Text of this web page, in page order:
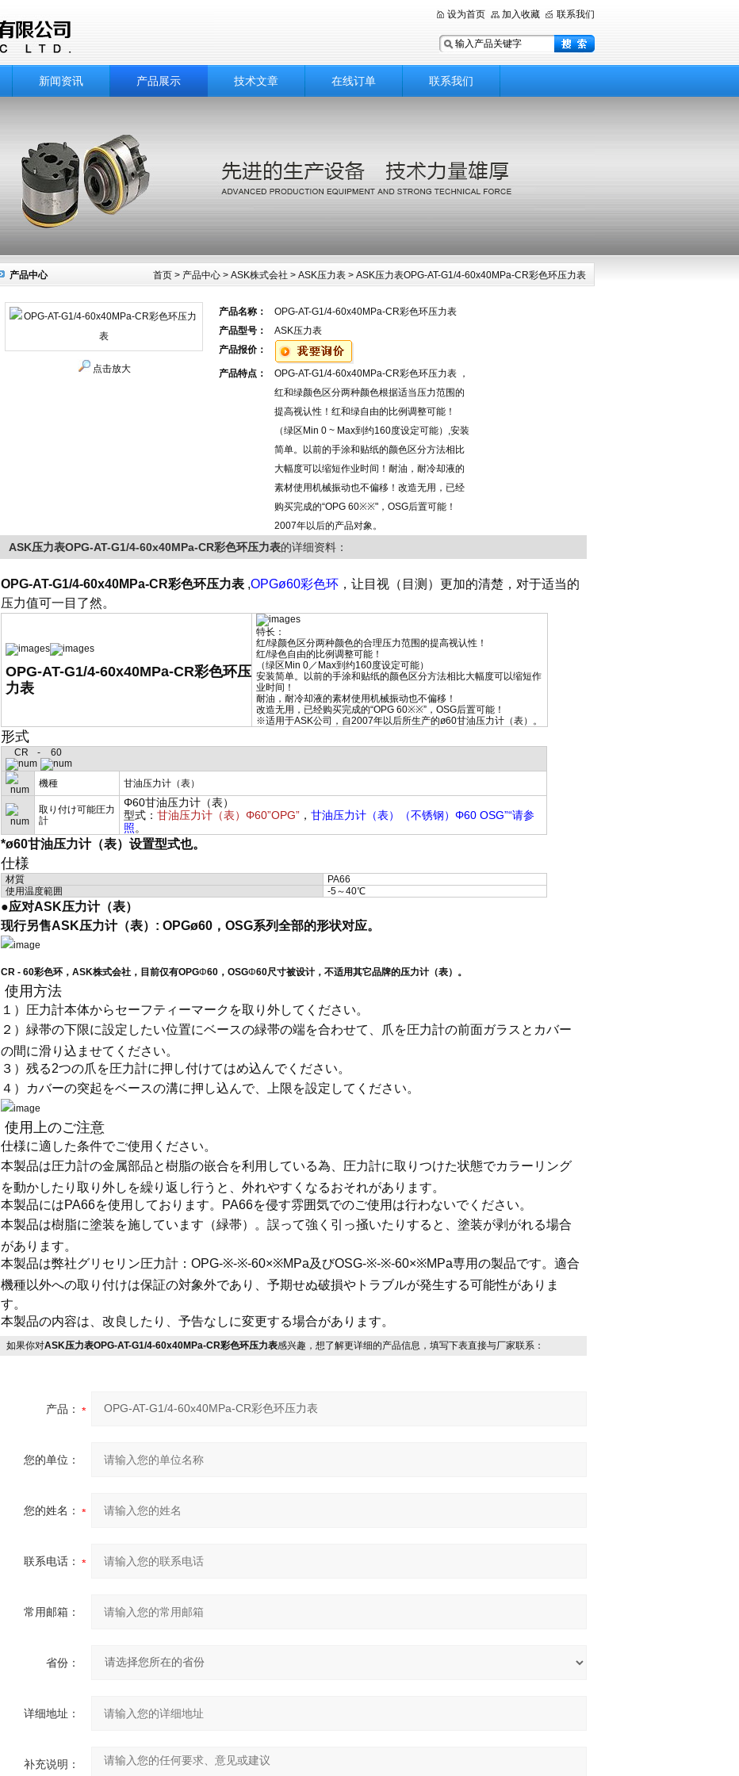
设为首页 加入收藏 联系我们
新闻资讯 产品展示 技术文章 在线订单 联系我们
首页 > 产品中心 > ASK株式会社 > ASK压力表 > ASK压力表OPG-AT-G1/4-60x40MPa-CR彩色环压力表
产品中心
点击放大
产品名称：
OPG-AT-G1/4-60x40MPa-CR彩色环压力表
产品型号：
ASK压力表
产品报价：
产品特点：
OPG-AT-G1/4-60x40MPa-CR彩色环压力表 ，
红和绿颜色区分两种颜色根据适当压力范围的
提高视认性！红和绿自由的比例调整可能！
（绿区Min 0 ~ Max到约160度设定可能）,安装
简单。以前的手涂和贴纸的颜色区分方法相比
大幅度可以缩短作业时间！耐油，耐冷却液的
素材使用机械振动也不偏移！改造无用，已经
购买完成的“OPG 60※※"，OSG后置可能！
2007年以后的产品对象。
ASK压力表OPG-AT-G1/4-60x40MPa-CR彩色环压力表的详细资料：
OPG-AT-G1/4-60x40MPa-CR彩色环压力表 ,OPGø60彩色环 ，让目视（目测）更加的清楚，对于适当的
压力值可一目了然。
OPG-AT-G1/4-60x40MPa-CR彩色环压
力表
特长：
红/绿颜色区分两种颜色的合理压力范围的提高视认性！
红/绿色自由的比例调整可能！
（绿区Min 0／Max到约160度设定可能）
安装简单。以前的手涂和贴纸的颜色区分方法相比大幅度可以缩短作
业时间！
耐油，耐冷却液的素材使用机械振动也不偏移！
改造无用，已经购买完成的“OPG 60※※”，OSG后置可能！
※适用于ASK公司，自2007年以后所生产的ø60甘油压力计（表）。
形式
CR - 60
機種 甘油压力计（表）
取り付け可能圧力
計
Φ60甘油压力计（表）
型式： 甘油压力计（表）Φ60”OPG” ， 甘油压力计（表）（不锈钢）Φ60 OSG”“请参
照。
*ø60甘油压力计（表）设置型式也。
仕様
材質
PA66
使用温度範囲
-5～40℃
●应对ASK压力计（表）
现行另售ASK压力计（表）: OPGø60，OSG系列全部的形状对应。
CR - 60彩色环，ASK株式会社，目前仅有OPGΦ60，OSGΦ60尺寸被设计，不适用其它品牌的压力计（表）。
使用方法
１）圧力計本体からセーフティーマークを取り外してください。
２）緑帯の下限に設定したい位置にベースの緑帯の端を合わせて、爪を圧力計の前面ガラスとカバー
の間に滑り込ませてください。
３）残る2つの爪を圧力計に押し付けてはめ込んでください。
４）カバーの突起をベースの溝に押し込んで、上限を設定してください。
使用上のご注意
仕様に適した条件でご使用ください。
本製品は圧力計の金属部品と樹脂の嵌合を利用している為、圧力計に取りつけた状態でカラーリング
を動かしたり取り外しを繰り返し行うと、外れやすくなるおそれがあります。
本製品にはPA66を使用しております。PA66を侵す雰囲気でのご使用は行わないでください。
本製品は樹脂に塗装を施しています（緑帯）。誤って強く引っ掻いたりすると、塗装が剥がれる場合
があります。
本製品は弊社グリセリン圧力計：OPG-※-※-60×※MPa及びOSG-※-※-60×※MPa専用の製品です。適合
機種以外への取り付けは保証の対象外であり、予期せぬ破損やトラブルが発生する可能性がありま
す。
本製品の内容は、改良したり、予告なしに変更する場合があります。
如果你对ASK压力表OPG-AT-G1/4-60x40MPa-CR彩色环压力表感兴趣，想了解更详细的产品信息，填写下表直接与厂家联系：
产品：
您的单位：
您的姓名：
联系电话：
常用邮箱：
省份：
详细地址：
补充说明：